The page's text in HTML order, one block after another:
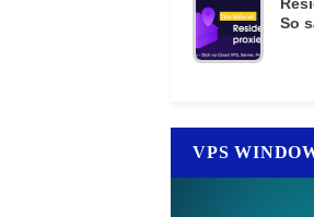
So
VPS